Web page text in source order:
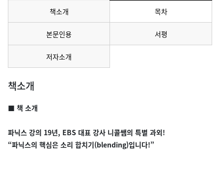
책소개 목차메뉴 선택됨
본문인용
서평
저자소개
책소개
■ 책 소개
파닉스 강의 19년, EBS 대표 강사 니콜쌤의 특별 과외!
“파닉스의 핵심은 소리 합치기(blending)입니다!”